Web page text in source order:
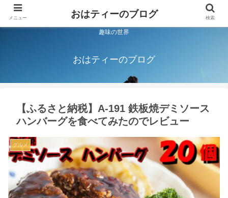
趣味の世界
おはティーのブログ
【ふるさと納税】A-191 鉄板焼デミソース
ハンバーグを食べてみたのでレビュー
グルメ
メニュー おはティーのブログ 検索